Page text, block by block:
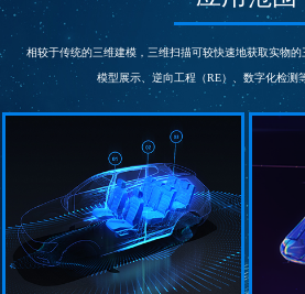
帧扫描区域
300*275mm
相较于传统的三维建模，三维扫描可较快速地获取实物
模型展示、逆向工程（RE）、数字化检测